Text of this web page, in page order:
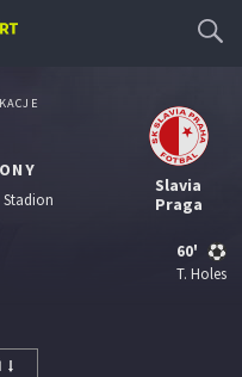
Stadion
Slavia
Praga
60'
T. Holes